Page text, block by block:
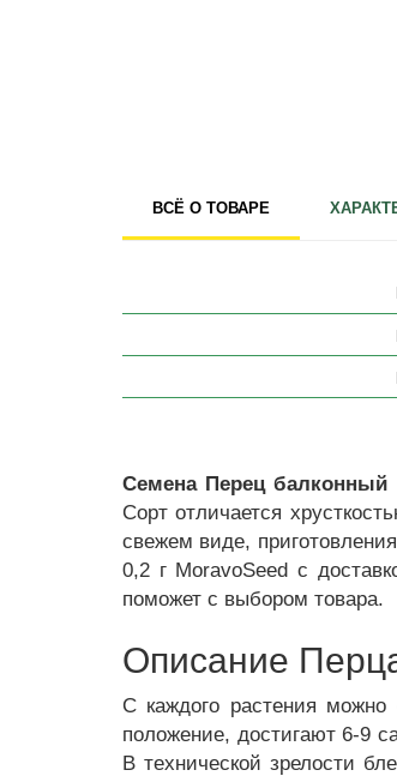
ВСЁ О ТОВАРЕ
Семена Перец балконный
Сорт отличается
свежем виде,
0,2 г MoravoSeed с
поможет с выбором товара.
Описание
С каждого растения
положение, достигают 6-9
В технической зрелости